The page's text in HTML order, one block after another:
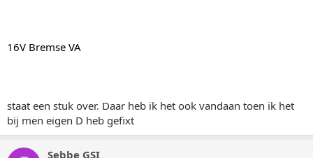
16V Bremse VA
staat een stuk over. Daar heb ik het ook vandaan toen ik het
bij men eigen D heb gefixt
Sebbe GSI